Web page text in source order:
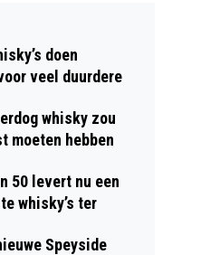
doen
veel duurdere
whisky zou
moeten hebben
50 levert nu een
whisky’s ter
Speyside